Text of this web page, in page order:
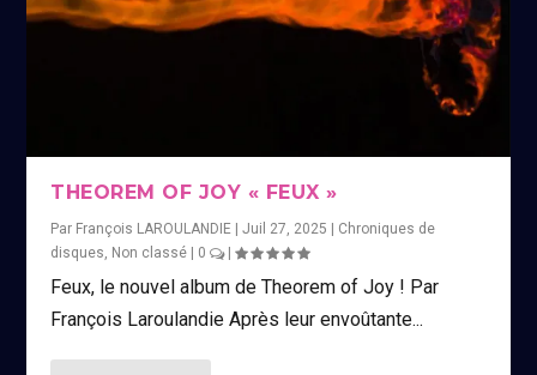
THEOREM OF JOY « FEUX »
Par François LAROULANDIE |Juil 27, 2025
Chroniques de
disques, Non classé 0 |
Feux, le nouvel album de Theorem of Joy ! Par
François Laroulandie Après leur envoûtante...